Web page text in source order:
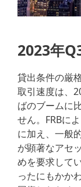
2023年
貸出条件の厳
取引速度は、
ばのブームに
せん。FRBに
に加え、一般
が顕著なアセ
めを要求して
ったにもかか